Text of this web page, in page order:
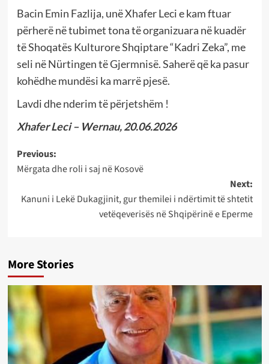
Bacin Emin Fazlija, unë Xhafer Leci e kam ftuar
përherë në tubimet tona të organizuara në kuadër
të Shoqatës Kulturore Shqiptare “Kadri Zeka”, me
seli në Nürtingen të Gjermnisë. Saherë që ka pasur
kohëdhe mundësi ka marrë pjesë.
Lavdi dhe nderim të përjetshëm !
Xhafer Leci – Wernau, 20.06.2026
Post
navigation
Previous:
Mërgata dhe roli i saj në Kosovë
Next:
Kanuni i Lekë Dukagjinit, gur themilei i ndërtimit të shtetit
vetëqeverisës në Shqipërinë e Eperme
More Stories